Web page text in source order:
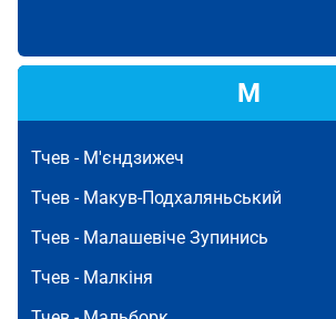
М
Тчев - М'єндзижеч
Тчев - Макув-Подхаляньський
Тчев - Малашевіче Зупинись
Тчев - Малкіня